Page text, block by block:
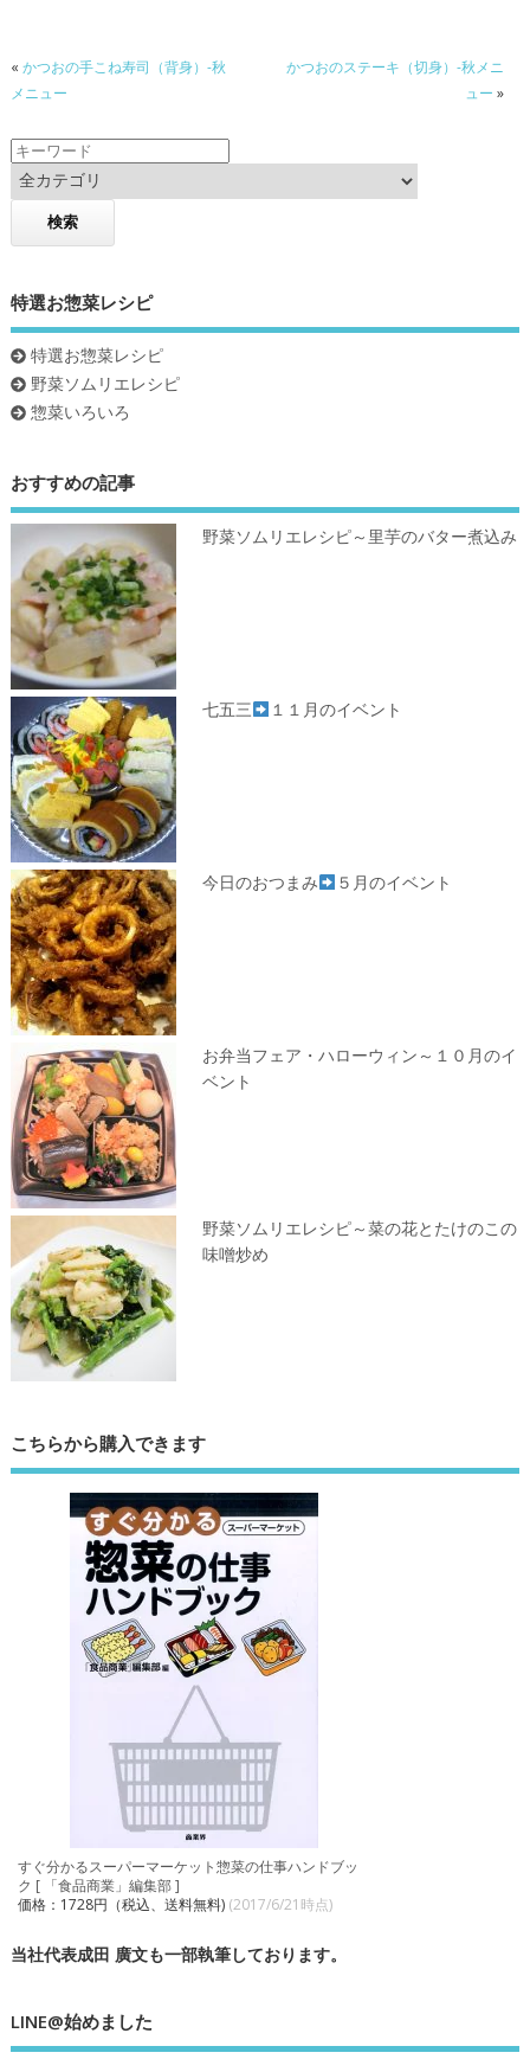
o
o
k
« かつおの手こね寿司（背身）-秋
メニュー
かつおのステーキ（切身）-秋メニ
ュー »
特選お惣菜レシピ
特選お惣菜レシピ
野菜ソムリエレシピ
惣菜いろいろ
おすすめの記事
野菜ソムリエレシピ～里芋のバター煮込み
七五三 １１月のイベント
今日のおつまみ ５月のイベント
お弁当フェア・ハローウィン～１０月のイ
ベント
野菜ソムリエレシピ～菜の花とたけのこの
味噌炒め
こちらから購入できます
すぐ分かるスーパーマーケット惣菜の仕事ハンドブッ
ク [ 「食品商業」編集部 ]
価格：1728円（税込、送料無料) (2017/6/21時点)
当社代表成田 廣文も一部執筆しております。
LINE@始めました